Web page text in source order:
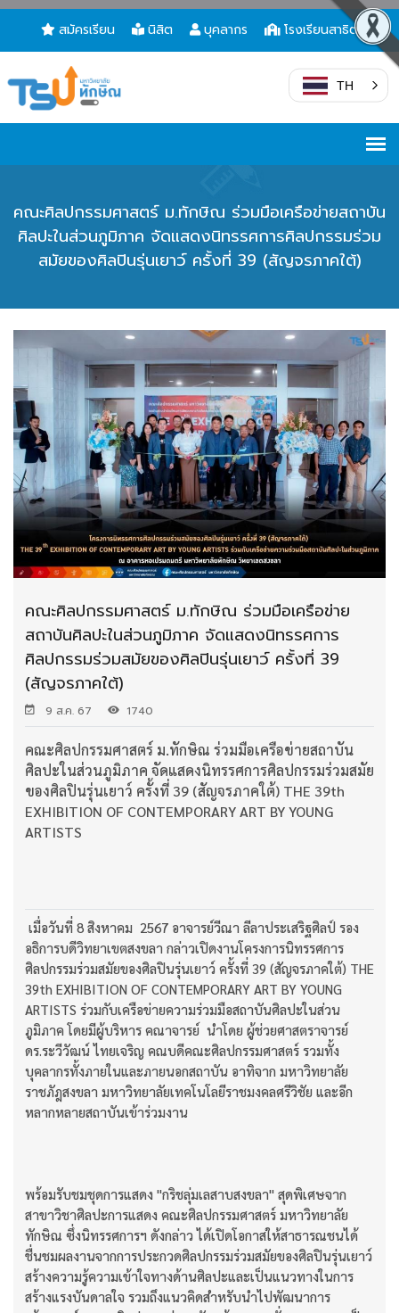
สมัครเรียน นิสิต บุคลากร โรงเรียนสาธิต
TH
คณะศิลปกรรมศาสตร์ ม.ทักษิณ ร่วมมือเครือข่ายสถาบัน
ศิลปะในส่วนภูมิภาค จัดแสดงนิทรรศการศิลปกรรมร่วม
สมัยของศิลปินรุ่นเยาว์ ครั้งที่ 39 (สัญจรภาคใต้)
คณะศิลปกรรมศาสตร์ ม.ทักษิณ ร่วมมือเครือข่าย
สถาบันศิลปะในส่วนภูมิภาค จัดแสดงนิทรรศการ
ศิลปกรรมร่วมสมัยของศิลปินรุ่นเยาว์ ครั้งที่ 39
(สัญจรภาคใต้)
9 ส.ค. 67 1740
คณะศิลปกรรมศาสตร์ ม.ทักษิณ ร่วมมือเครือข่ายสถาบัน
ศิลปะในส่วนภูมิภาค จัดแสดงนิทรรศการศิลปกรรมร่วมสมัย
ของศิลปินรุ่นเยาว์ ครั้งที่ 39 (สัญจรภาคใต้) THE 39th
EXHIBITION OF CONTEMPORARY ART BY YOUNG
ARTISTS
เมื่อวันที่ 8 สิงหาคม 2567 อาจารย์วีณา ลีลาประเสริฐศิลป์ รอง
อธิการบดีวิทยาเขตสงขลา กล่าวเปิดงานโครงการนิทรรศการ
ศิลปกรรมร่วมสมัยของศิลปินรุ่นเยาว์ ครั้งที่ 39 (สัญจรภาคใต้) THE
39th EXHIBITION OF CONTEMPORARY ART BY YOUNG
ARTISTS ร่วมกับเครือข่ายความร่วมมือสถาบันศิลปะในส่วน
ภูมิภาค โดยมีผู้บริหาร คณาจารย์ นำโดย ผู้ช่วยศาสตราจารย์
ดร.ระวีวัฒน์ ไทยเจริญ คณบดีคณะศิลปกรรมศาสตร์ รวมทั้ง
บุคลากรทั้งภายในและภายนอกสถาบัน อาทิจาก มหาวิทยาลัย
ราชภัฎสงขลา มหาวิทยาลัยเทคโนโลยีราชมงคลศรีวิชัย และอีก
หลากหลายสถาบันเข้าร่วมงาน
พร้อมรับชมชุดการแสดง "กริชลุ่มเลสาบสงขลา" สุดพิเศษจาก
สาขาวิชาศิลปะการแสดง คณะศิลปกรรมศาสตร์ มหาวิทยาลัย
ทักษิณ ซึ่งนิทรรศการฯ ดังกล่าว ได้เปิดโอกาสให้สาธารณชนได้
ชื่นชมผลงานจากการประกวดศิลปกรรมร่วมสมัยของศิลปินรุ่นเยาว์
สร้างความรู้ความเข้าใจทางด้านศิลปะและเป็นแนวทางในการ
สร้างแรงบันดาลใจ รวมถึงแนวคิดสำหรับนำไปพัฒนาการ